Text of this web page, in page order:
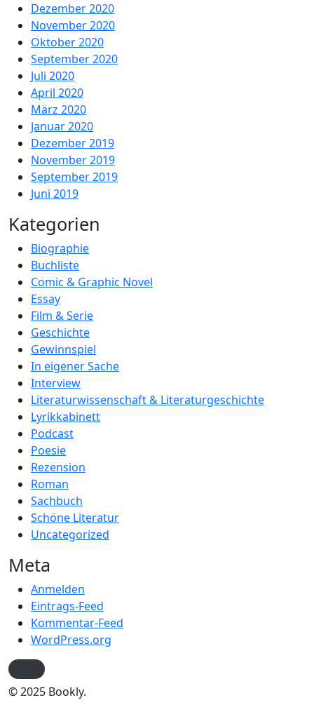
Dezember 2020
November 2020
Oktober 2020
September 2020
Juli 2020
April 2020
März 2020
Januar 2020
Dezember 2019
November 2019
September 2019
Juni 2019
Kategorien
Biographie
Buchliste
Comic & Graphic Novel
Essay
Film & Serie
Geschichte
Gewinnspiel
In eigener Sache
Interview
Literaturwissenschaft & Literaturgeschichte
Lyrikkabinett
Podcast
Poesie
Rezension
Roman
Sachbuch
Schöne Literatur
Uncategorized
Meta
Anmelden
Eintrags-Feed
Kommentar-Feed
WordPress.org
© 2025 Bookly.